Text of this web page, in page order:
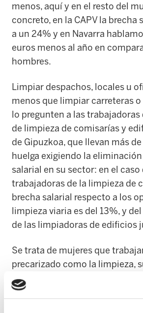
menos, aquí y en el resto del
concreto, en la CAPV la brecha
a un 24% y en Navarra
euros menos al año en
hombres.
Limpiar despachos, locales u
menos que limpiar carreteras o
lo pregunten a las
de limpieza de comisarías y
de Gipuzkoa, que llevan más
huelga exigiendo la
salarial en su sector: en el caso
trabajadoras de la limpieza de
brecha salarial respecto a los
limpieza viaria es del 13%, y
de las limpiadoras de edificios
Se trata de mujeres que
precarizado como la limpieza,
por la administración pública,
vasco en este caso, el cual se